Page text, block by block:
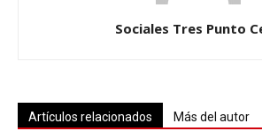
Sociales Tres Punto
Artículos relacionados Más del autor